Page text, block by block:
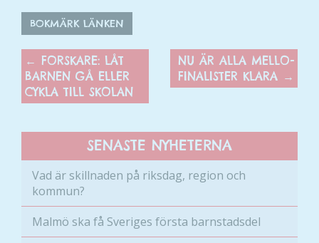
BOKMÄRK LÄNKEN
← FORSKARE: LÅT
BARNEN GÅ ELLER
CYKLA TILL SKOLAN
NU ÄR ALLA MELLO-
FINALISTER KLARA →
SENASTE NYHETERNA
Vad är skillnaden på riksdag, region och
kommun?
Malmö ska få Sveriges första barnstadsdel